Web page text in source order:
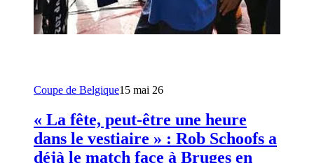
Coupe de Belgique15 mai 26
« La fête, peut-être une heure
dans le vestiaire » : Rob Schoofs a
déjà le match face à Bruges en